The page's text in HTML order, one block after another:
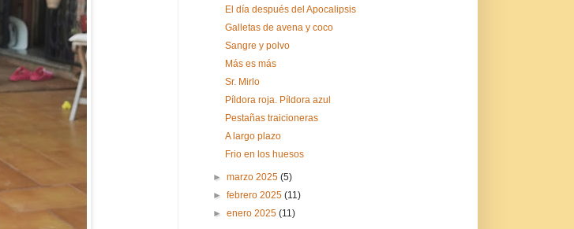
El día después del Apocalipsis
Galletas de avena y coco
Sangre y polvo
Más es más
Sr. Mirlo
Píldora roja. Píldora azul
Pestañas traicioneras
A largo plazo
Frio en los huesos
►marzo 2025(5)
►febrero 2025(11)
►enero 2025(11)